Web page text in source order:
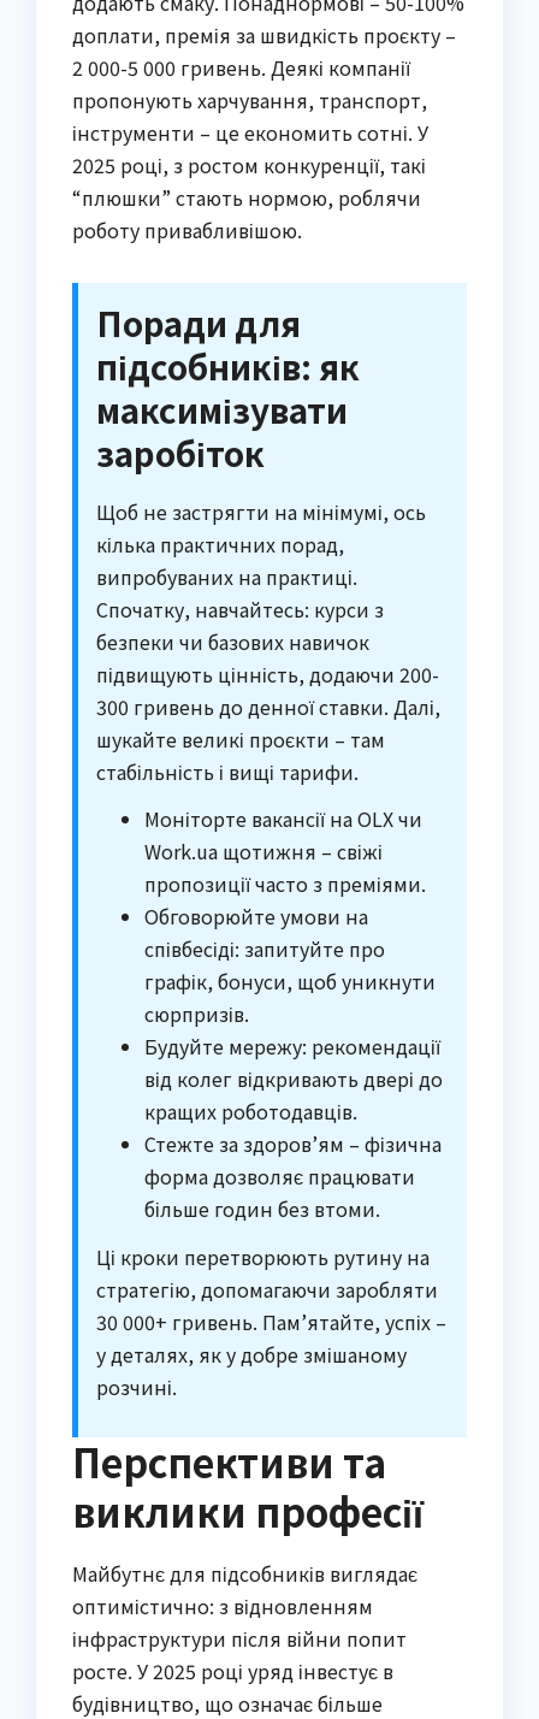
доплати, премія за швидкість проєкту –
2 000-5 000 гривень. Деякі компанії
пропонують харчування, транспорт,
інструменти – це економить сотні. У
2025 році, з ростом конкуренції, такі
“плюшки” стають нормою, роблячи
роботу привабливішою.
Поради для
підсобників: як
максимізувати
заробіток
Щоб не застрягти на мінімумі, ось
кілька практичних порад,
випробуваних на практиці.
Спочатку, навчайтесь: курси з
безпеки чи базових навичок
підвищують цінність, додаючи 200-
300 гривень до денної ставки. Далі,
шукайте великі проєкти – там
стабільність і вищі тарифи.
Моніторте вакансії на OLX чи
Work.ua щотижня – свіжі
пропозиції часто з преміями.
Обговорюйте умови на
співбесіді: запитуйте про
графік, бонуси, щоб уникнути
сюрпризів.
Будуйте мережу: рекомендації
від колег відкривають двері до
кращих роботодавців.
Стежте за здоров’ям – фізична
форма дозволяє працювати
більше годин без втоми.
Ці кроки перетворюють рутину на
стратегію, допомагаючи заробляти
30 000+ гривень. Пам’ятайте, успіх –
у деталях, як у добре змішаному
розчині.
Перспективи та
виклики професії
Майбутнє для підсобників виглядає
оптимістично: з відновленням
інфраструктури після війни попит
росте. У 2025 році уряд інвестує в
будівництво, що означає більше